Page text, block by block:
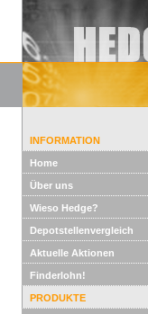
INFORMATION
Home
Über uns
Wieso Hedge?
Depotstellenvergleich
Aktuelle Aktionen
Finderlohn!
PRODUKTE